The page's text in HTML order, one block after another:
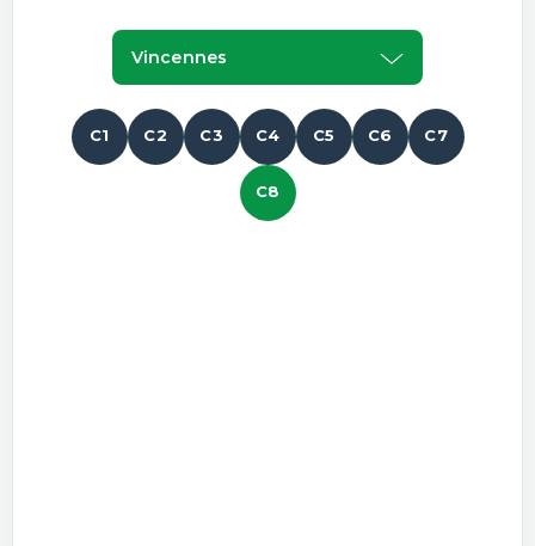
Vincennes
C1 C2 C3 C4 C5 C6 C7
C8